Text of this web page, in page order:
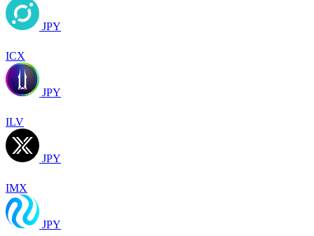
JPY
ICX
JPY
ILV
JPY
IMX
JPY